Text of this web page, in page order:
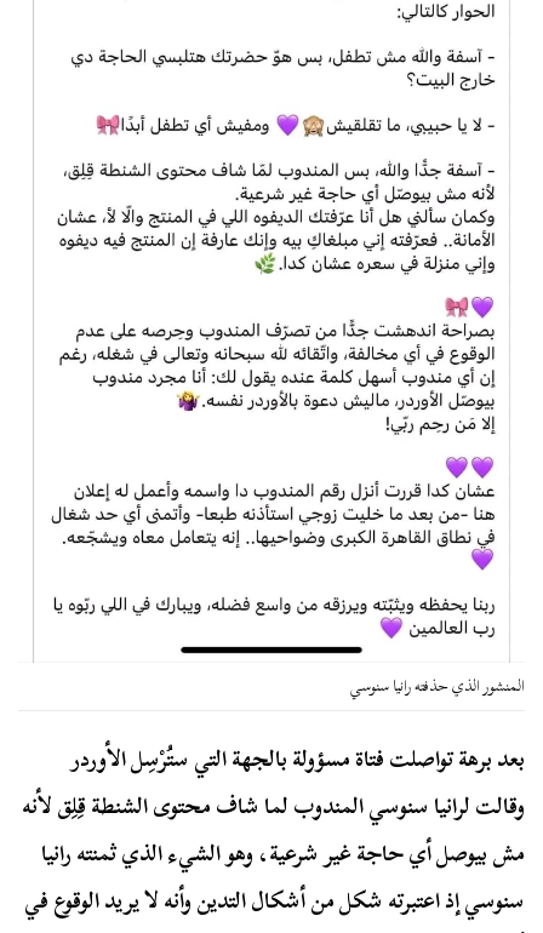
المنشور الذي حذفته رانيا سنوسي
بعد برهة تواصلت فتاة مسؤولة بالجهة التي ستُرْسِل الأوردر
وقالت لرانيا سنوسي المندوب لما شاف محتوى الشنطة قِلِق لأنه
مش بيوصل أي حاجة غير شرعية، وهو الشيء الذي ثمنته رانيا
سنوسي إذ اعتبرته شكل من أشكال التدين وأنه لا يريد الوقوع في